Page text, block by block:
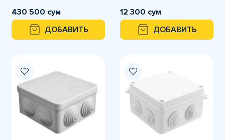
430 500 сум
ДОБАВИТЬ
12 300 сум
ДОБАВИТЬ